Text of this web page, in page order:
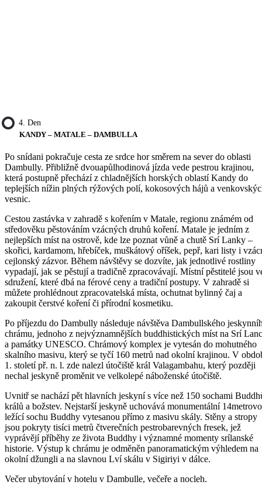
4. Den
KANDY – MATALE – DAMBULLA
Po snídani pokračuje cesta ze srdce hor směrem na sever do oblasti
Dambully. Přibližně dvouapůlhodinová jízda vede pestrou krajinou,
která postupně přechází z chladnějších horských oblastí Kandy do
teplejších nížin plných rýžových polí, kokosových hájů a
vesnic.
Cestou zastávka v zahradě s kořením v Matale, regionu známém od
středověku pěstováním vzácných druhů koření. Matale je jedním z
nejlepších míst na ostrově, kde lze poznat vůně a chutě Srí Lanky –
skořici, kardamom, hřebíček, muškátový oříšek, pepř, kari listy i
cejlonský zázvor. Během návštěvy se dozvíte, jak jednotlivé rostliny
vypadají, jak se pěstují a tradičně zpracovávají. Místní pěstitelé jsou
sdružení, které dbá na férové ceny a tradiční postupy. V zahradě si
můžete prohlédnout zpracovatelská místa, ochutnat bylinný čaj a
zakoupit čerstvé koření či přírodní kosmetiku.
Po příjezdu do Dambully následuje návštěva Dambullského
chrámu, jednoho z nejvýznamnějších buddhistických míst na Srí
a památky UNESCO. Chrámový komplex je vytesán do mohutného
skalního masivu, který se tyčí 160 metrů nad okolní krajinou. V
1. století př. n. l. zde nalezl útočiště král Valagambahu, který později
nechal jeskyně proměnit ve velkolepé náboženské útočiště.
Uvnitř se nachází pět hlavních jeskyní s více než 150 sochami
králů a božstev. Nejstarší jeskyně uchovává monumentální
ležící sochu Buddhy vytesanou přímo z masivu skály. Stěny a stropy
jsou pokryty tisíci metrů čtverečních pestrobarevných fresek, jež
vyprávějí příběhy ze života Buddhy i významné momenty srílanské
historie. Výstup k chrámu je odměněn panoramatickým výhledem na
okolní džungli a na slavnou Lví skálu v Sigiriyi v dálce.
Večer ubytování v hotelu v Dambulle, večeře a nocleh.